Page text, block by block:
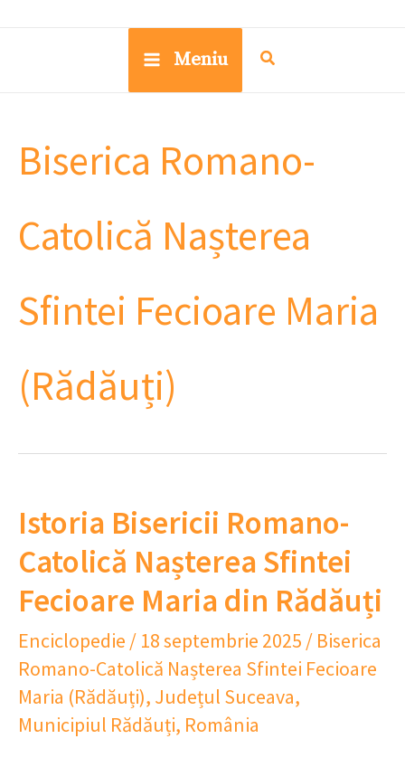
Meniu
Biserica Romano-
Catolică Nașterea
Sfintei Fecioare Maria
(Rădăuți)
Istoria Bisericii Romano-
Catolică Nașterea Sfintei
Fecioare Maria din Rădăuți
Enciclopedie / 18 septembrie 2025 / Biserica
Romano-Catolică Nașterea Sfintei Fecioare
Maria (Rădăuți), Județul Suceava,
Municipiul Rădăuți, România